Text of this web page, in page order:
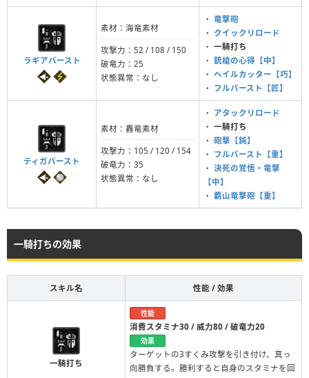
ラギアバースト
素材：海竜素材
攻撃力：52 / 108 / 150
破竜力：25
状態異常：なし
・ 竜撃砲
・ クイックリロード
・ 一騎打ち
・ 銃槍の心得【中】
・ ヘイルカッター【巧】
・ フルバースト【匠】
ティガバースト
素材：轟竜素材
攻撃力：105 / 120 / 154
破竜力：35
状態異常：なし
・ アタックリロード
・ 一騎打ち
・ 砲撃【鈍】
・ フルバースト【重】
・ 決死の覚悟・竜撃
【中】
・ 覇山竜撃砲【重】
一騎打ちの効果
スキル名 性能 / 効果
一騎打ち
性能
消費スタミナ30 / 威力80 / 破竜力20
効果
ターゲットの3すくみ攻撃を引き付け、真っ
向勝負する。勝利すると自身のスタミナを回